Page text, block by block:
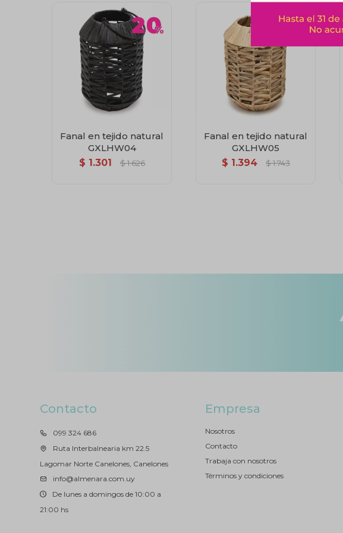
Fanal en tejido natural
GXLHW04
$ 1.301 $ 1.626
Fanal en tejido natural
GXLHW05
$ 1.394 $ 1.743
Contacto
099 324 686
Ruta Interbalnearia km 22.5
Lagomar Norte Canelones, Canelones
info@almenara.com.uy
De lunes a domingos de 10:00 a
21:00 hs
Empresa
Nosotros
Contacto
Trabaja con nosotros
Términos y condiciones